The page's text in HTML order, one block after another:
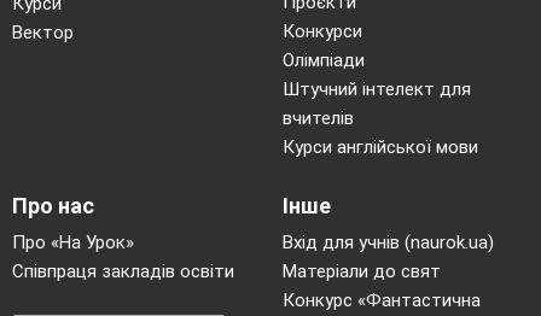
Вектор
Конкурси
Олімпіади
Штучний інтелект для
вчителів
Курси англійської мови
Про нас
Про «На Урок»
Співпраця закладів освіти
Інше
Вхід для учнів (naurok.ua)
Матеріали до свят
Конкурс «Фантастична